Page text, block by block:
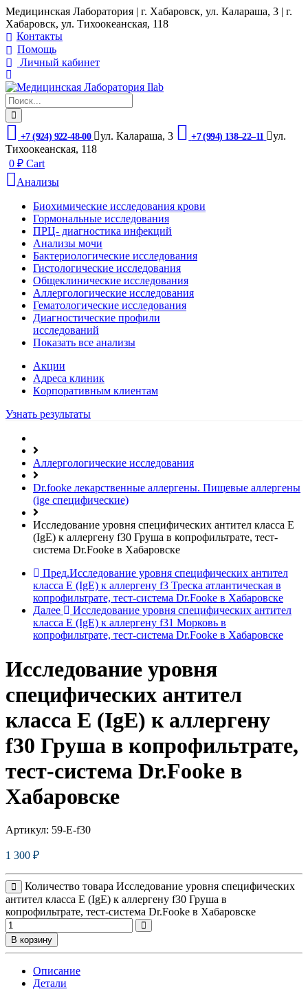
Медицинская Лаборатория | г. Хабаровск, ул. Калараша, 3 | г.
Хабаровск, ул. ​Тихоокеанская, 118
Контакты
Помощь
Личный кабинет
+7 (924) 922-48-00 ул. ​Калараша, 3 +7 (994) 138‒22‒11
ул. ​
Тихоокеанская, 118
0 ₽ Cart
Анализы
Биохимические исследования крови
Гормональные исследования
ПРЦ- диагностика инфекций
Анализы мочи
Бактериологические исследования
Гистологические исследования
Общеклинические исследования
Аллергологические исследования
Гематологические исследования
Диагностические профили
исследований
Показать все анализы
Акции
Адреса клиник
Кoрпоративным клиентам
Узнать результаты
Аллергологические исследования
Dr.fooke лекарственные аллергены. Пищевые аллергены
(ige специфические)
Исследование уровня специфических антител класса E
(IgE) к аллергену f30 Груша в копрофильтрате, тест-
система Dr.Fooke в Хабаровске
Пред.Исследование уровня специфических антител
класса E (IgE) к аллергену f3 Треска атлантическая в
копрофильтрате, тест-система Dr.Fooke в Хабаровске
Далее
Исследование уровня специфических антител
класса E (IgE) к аллергену f31 Морковь в
копрофильтрате, тест-система Dr.Fooke в Хабаровске
Исследование уровня
специфических антител
класса E (IgE) к аллергену
f30 Груша в копрофильтрате,
тест-система Dr.Fooke в
Хабаровске
Артикул: 59-E-f30
1 300 ₽
Количество товара Исследование уровня специфических
антител класса E (IgE) к аллергену f30 Груша в
копрофильтрате, тест-система Dr.Fooke в Хабаровске
В корзину
Описание
Детали